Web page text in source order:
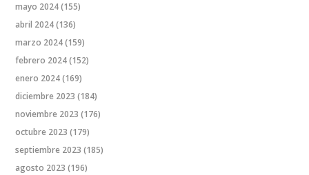
mayo 2024(155)
abril 2024(136)
marzo 2024(159)
febrero 2024(152)
enero 2024(169)
diciembre 2023 (184)
noviembre 2023 (176)
octubre 2023 (179)
septiembre 2023 (185)
agosto 2023 (196)